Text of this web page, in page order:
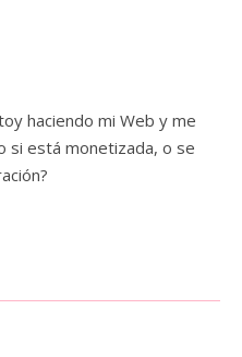
haciendo mi Web y me
si está monetizada, o se